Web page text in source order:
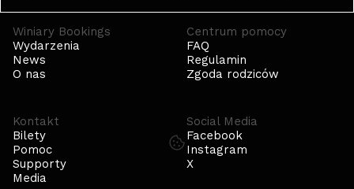
Winiary Bookings
Wydarzenia
News
O nas
Centrum pomocy
FAQ
Regulamin
Zgoda rodziców
Kontakt
Bilety
Pomoc
Supporty
Media
Social Media
Facebook
Instagram
X